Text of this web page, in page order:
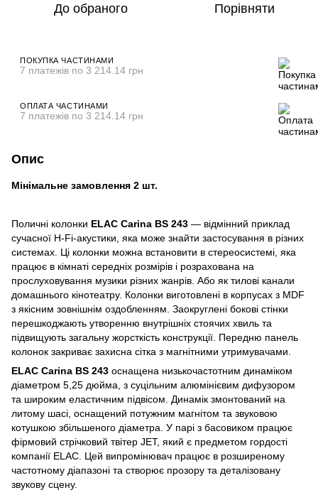
До обраного Порівняти
ПОКУПКА ЧАСТИНАМИ
7 платежів по 3 214.14 грн
ОПЛАТА ЧАСТИНАМИ
7 платежів по 3 214.14 грн
Опис
Мінімальне замовлення 2 шт.
Поличні колонки ELAC Carina BS 243 — відмінний приклад
сучасної H-Fi-акустики, яка може знайти застосування в різних
системах. Ці колонки можна встановити в стереосистемі, яка
працює в кімнаті середніх розмірів і розрахована на
прослуховування музики різних жанрів. Або як тилові канали
домашнього кінотеатру. Колонки виготовлені в корпусах з MDF
з якісним зовнішнім оздобленням. Заокруглені бокові стінки
перешкоджають утворенню внутрішніх стоячих хвиль та
підвищують загальну жорсткість конструкції. Передню панель
колонок закриває захисна сітка з магнітними утримувачами.
ELAC Carina BS 243 оснащена низькочастотним динаміком
діаметром 5,25 дюйма, з суцільним алюмінієвим дифузором
та широким еластичним підвісом. Динамік змонтований на
литому шасі, оснащений потужним магнітом та звуковою
котушкою збільшеного діаметра. У парі з басовиком працює
фірмовий стрічковий твітер JET, який є предметом гордості
компанії ELAC. Цей випромінювач працює в розширеному
частотному діапазоні та створює прозору та деталізовану
звукову сцену.